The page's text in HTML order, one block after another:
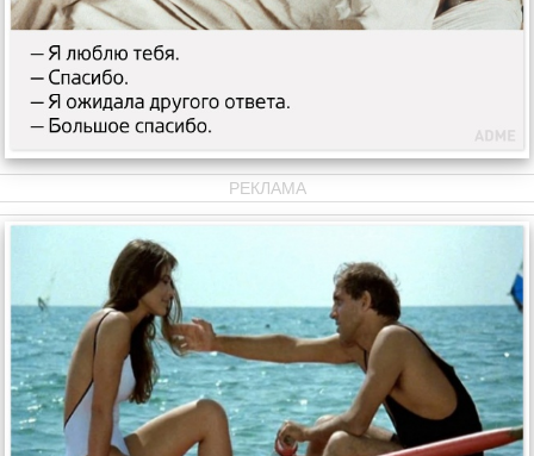
РЕКЛАМА